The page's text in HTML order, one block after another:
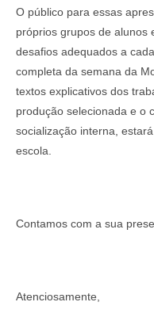
O público para essas
próprios grupos de alunos
desafios adequados a
completa da semana da
textos explicativos dos
produção selecionada e o
socialização interna,
escola.
Contamos com a sua
Atenciosamente,